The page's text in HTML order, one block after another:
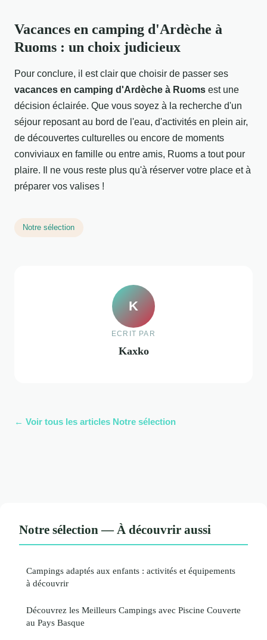
Vacances en camping d'Ardèche à
Ruoms : un choix judicieux
Pour conclure, il est clair que choisir de passer ses
vacances en camping d'Ardèche à Ruoms est une
décision éclairée. Que vous soyez à la recherche d'un
séjour reposant au bord de l'eau, d'activités en plein air,
de découvertes culturelles ou encore de moments
conviviaux en famille ou entre amis, Ruoms a tout pour
plaire. Il ne vous reste plus qu'à réserver votre place et à
préparer vos valises !
Notre sélection
K
ECRIT PAR
Kaxko
← Voir tous les articles Notre sélection
Notre sélection — À découvrir aussi
Campings adaptés aux enfants : activités et équipements
à découvrir
Découvrez les Meilleurs Campings avec Piscine Couverte
au Pays Basque